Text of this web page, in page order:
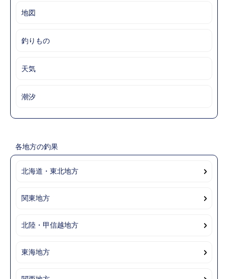
地図
釣りもの
天気
潮汐
各地方の釣果
北海道・東北地方
関東地方
北陸・甲信越地方
東海地方